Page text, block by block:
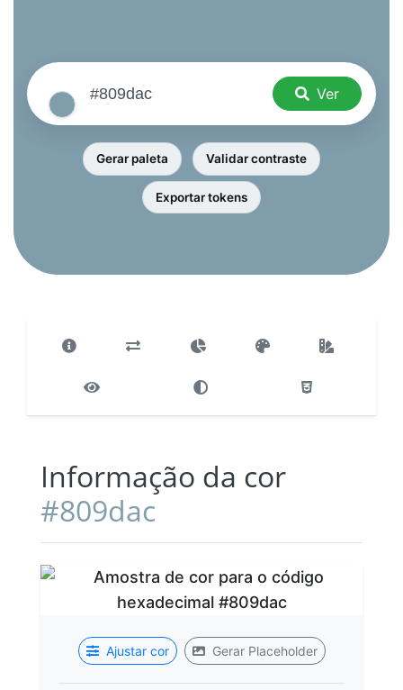
Ver
Gerar paleta Validar contraste
Exportar tokens
Informação da cor
#809dac
Ajustar cor Gerar Placeholder